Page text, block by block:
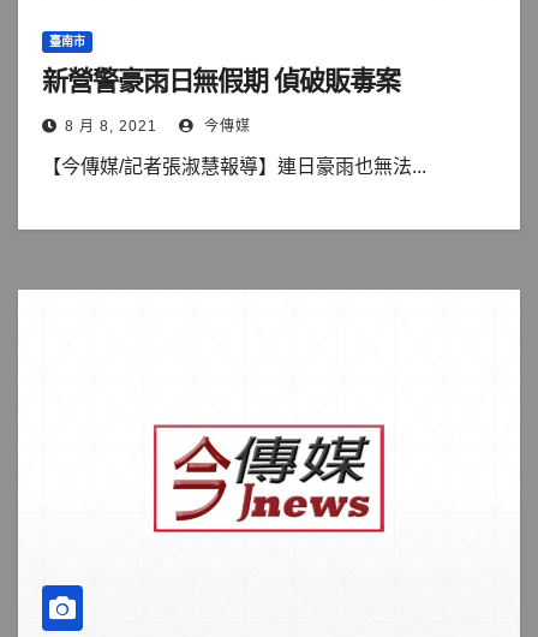
臺南市
新營警豪雨日無假期 偵破販毒案
8 月 8, 2021 今傳媒
【今傳媒/記者張淑慧報導】連日豪雨也無法...